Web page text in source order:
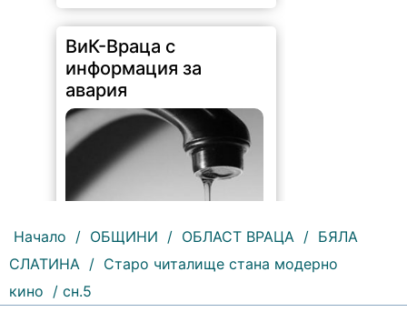
ВиК-Враца с
информация за
авария
207 | 2026-08-07 10:31:48
"Водоснабдяване и канализация“
Начало / ОБЩИНИ / ОБЛАСТ ВРАЦА / БЯЛА
СЛАТИНА / Старо читалище стана модерно
кино / сн.5